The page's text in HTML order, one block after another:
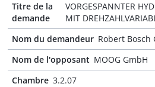
Titre de la
demande
VORGESPANNTER
MIT
Nom du demandeur Robert Bosch
Nom de l'opposant MOOG GmbH
Chambre 3.2.07